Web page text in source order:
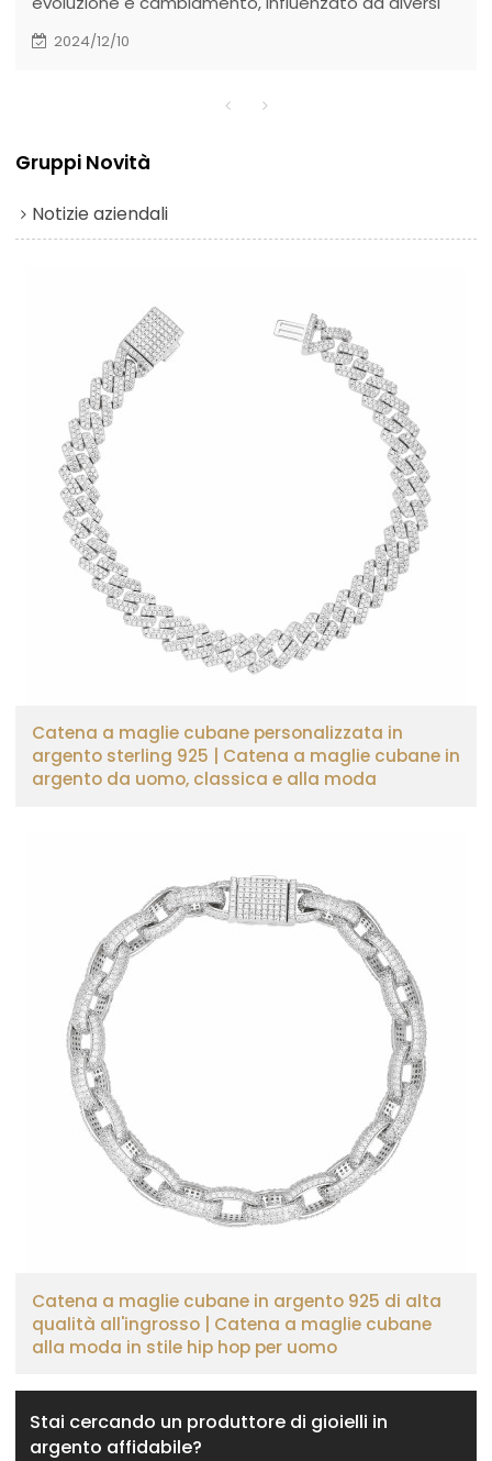
fattori, tra cui le preferenze dei consumatori, le
2024/12/10
Gruppi Novità
Notizie aziendali
Catena a maglie cubane personalizzata in
argento sterling 925 | Catena a maglie cubane in
argento da uomo, classica e alla moda
Catena a maglie cubane in argento 925 di alta
qualità all'ingrosso | Catena a maglie cubane
alla moda in stile hip hop per uomo
Stai cercando un produttore di gioielli in
argento affidabile?